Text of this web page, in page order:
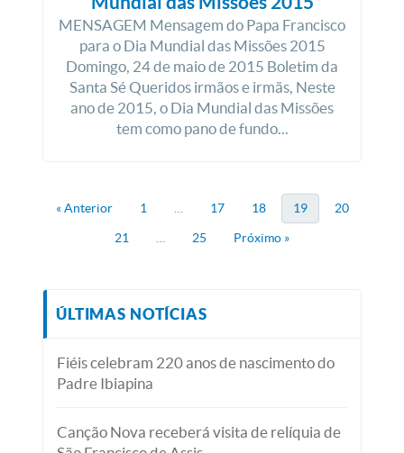
MENSAGEM Mensagem do Papa Francisco
para o Dia Mundial das Missões 2015
Domingo, 24 de maio de 2015 Boletim da
Santa Sé Queridos irmãos e irmãs, Neste
ano de 2015, o Dia Mundial das Missões
tem como pano de fundo...
« Anterior 1 17 18 19 20
21 25 Próximo »
ÚLTIMAS NOTÍCIAS
Fiéis celebram 220 anos de nascimento do
Padre Ibiapina
Canção Nova receberá visita de relíquia de